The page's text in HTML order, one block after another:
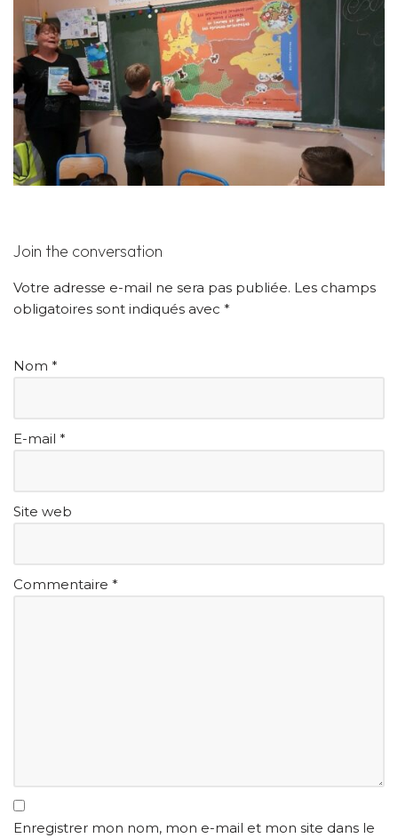
Join the conversation
Votre adresse e-mail ne sera pas publiée. Les champs
obligatoires sont indiqués avec *
Nom *
E-mail *
Site web
Commentaire *
Enregistrer mon nom, mon e-mail et mon site dans le